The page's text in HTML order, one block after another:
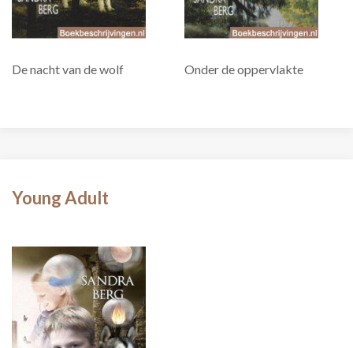
De nacht van de wolf Onder de oppervlakte
Young Adult